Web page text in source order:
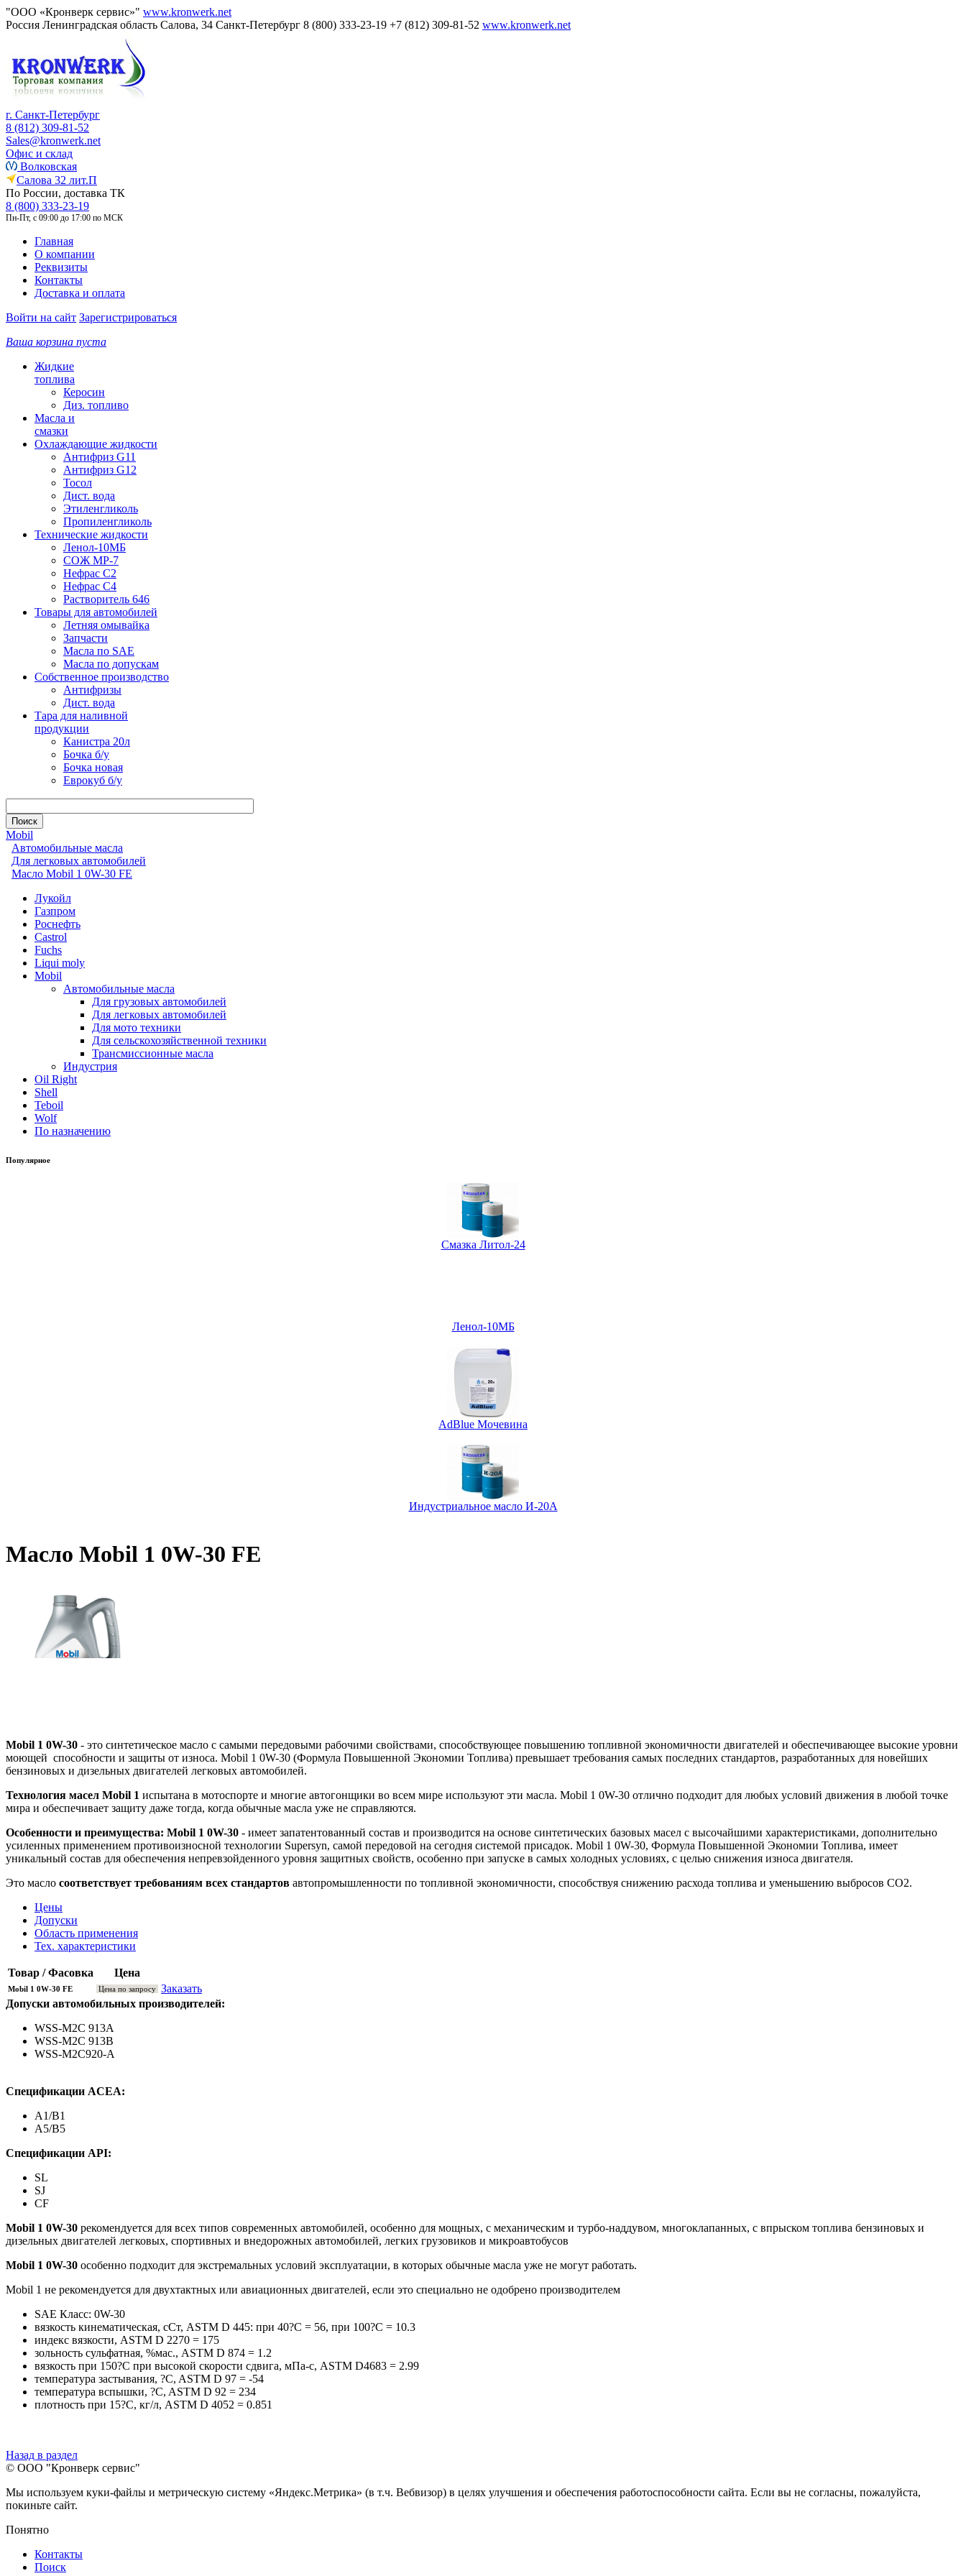
"ООО «Кронверк сервис»" www.kronwerk.net
Россия Ленинградская область Салова, 34 Санкт-Петербург 8 (800) 333-23-19 +7 (812) 309-81-52 www.kronwerk.net
г. Санкт-Петербург
8 (812) 309-81-52
Sales@kronwerk.net
Офис и склад
Волковская
Салова 32 лит.П
По России, доставка ТК
8 (800) 333-23-19
Пн-Пт, с 09:00 до 17:00 по МСК
Главная
О компании
Реквизиты
Контакты
Доставка и оплата
Войти на сайт Зарегистрироваться
Ваша корзина пуста
Жидкие
топлива
Керосин
Диз. топливо
Масла и
смазки
Охлаждающие жидкости
Антифриз G11
Антифриз G12
Тосол
Дист. вода
Этиленгликоль
Пропиленгликоль
Технические жидкости
Ленол-10МБ
СОЖ МР-7
Нефрас С2
Нефрас С4
Растворитель 646
Товары для автомобилей
Летняя омывайка
Запчасти
Масла по SAE
Масла по допускам
Собственное производство
Антифризы
Дист. вода
Тара для наливной
продукции
Канистра 20л
Бочка б/у
Бочка новая
Еврокуб б/у
Mobil
Автомобильные масла
Для легковых автомобилей
Масло Mobil 1 0W-30 FE
Лукойл
Газпром
Роснефть
Castrol
Fuchs
Liqui moly
Mobil
Автомобильные масла
Для грузовых автомобилей
Для легковых автомобилей
Для мото техники
Для сельскохозяйственной техники
Трансмиссионные масла
Индустрия
Oil Right
Shell
Teboil
Wolf
По назначению
Популярное
Смазка Литол-24
Ленол-10МБ
AdBlue Мочевина
Индустриальное масло И-20А
Масло Mobil 1 0W-30 FE
Mobil 1 0W-30 - это синтетическое масло с самыми передовыми рабочими свойствами, способствующее повышению топливной экономичности двигателей и обеспечивающее высокие уровни
моющей способности и защиты от износа. Mobil 1 0W-30 (Формула Повышенной Экономии Топлива) превышает требования самых последних стандартов, разработанных для новейших
бензиновых и дизельных двигателей легковых автомобилей.
Технология масел Mobil 1 испытана в мотоспорте и многие автогонщики во всем мире используют эти масла. Mobil 1 0W-30 отлично подходит для любых условий движения в любой точке
мира и обеспечивает защиту даже тогда, когда обычные масла уже не справляются.
Особенности и преимущества: Mobil 1 0W-30 - имеет запатентованный состав и производится на основе синтетических базовых масел с высочайшими характеристиками, дополнительно
усиленных применением противоизносной технологии Supersyn, самой передовой на сегодня системой присадок. Mobil 1 0W-30, Формула Повышенной Экономии Топлива, имеет
уникальный состав для обеспечения непревзойденного уровня защитных свойств, особенно при запуске в самых холодных условиях, с целью снижения износа двигателя.
Это масло соответствует требованиям всех стандартов автопромышленности по топливной экономичности, способствуя снижению расхода топлива и уменьшению выбросов СО2.
Цены
Допуски
Область применения
Тех. характеристики
Товар / Фасовка Цена
Mobil 1 0W-30 FE Цена по запросу Заказать
Допуски автомобильных производителей:
WSS-M2C 913A
WSS-M2C 913B
WSS-M2C920-A
Спецификации ACEA:
A1/B1
A5/B5
Спецификации API:
SL
SJ
CF
Mobil 1 0W-30 рекомендуется для всех типов современных автомобилей, особенно для мощных, с механическим и турбо-наддувом, многоклапанных, с впрыском топлива бензиновых и
дизельных двигателей легковых, спортивных и внедорожных автомобилей, легких грузовиков и микроавтобусов
Mobil 1 0W-30 особенно подходит для экстремальных условий эксплуатации, в которых обычные масла уже не могут работать.
Mobil 1 не рекомендуется для двухтактных или авиационных двигателей, если это специально не одобрено производителем
SAE Класс: 0W-30
вязкость кинематическая, сСт, ASTM D 445: при 40?C = 56, при 100?C = 10.3
индекс вязкости, ASTM D 2270 = 175
зольность сульфатная, %мас., ASTM D 874 = 1.2
вязкость при 150?C при высокой скорости сдвига, мПа-с, ASTM D4683 = 2.99
температура застывания, ?C, ASTM D 97 = -54
температура вспышки, ?C, ASTM D 92 = 234
плотность при 15?C, кг/л, ASTM D 4052 = 0.851
Назад в раздел
© ООО "Кронверк сервис"
Мы используем куки-файлы и метрическую систему «Яндекс.Метрика» (в т.ч. Вебвизор) в целях улучшения и обеспечения работоспособности сайта. Если вы не согласны, пожалуйста,
покиньте сайт.
Понятно
Контакты
Поиск